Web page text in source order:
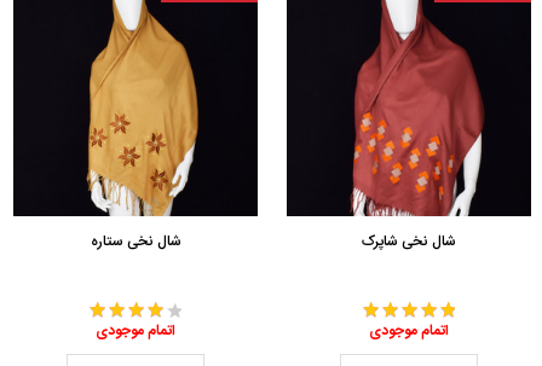
شال نخی شاپرک
اتمام موجودی
شال نخی ستاره
اتمام موجودی